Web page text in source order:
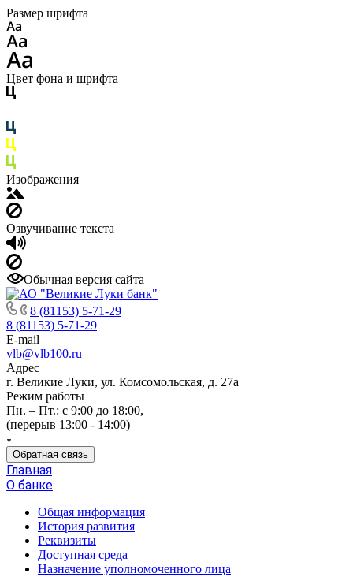
Размер шрифта
Цвет фона и шрифта
Изображения
Озвучивание текста
Обычная версия сайта
8 (81153) 5-71-29
8 (81153) 5-71-29
E-mail
vlb@vlb100.ru
Адрес
г. Великие Луки, ул. Комсомольская, д. 27а
Режим работы
Пн. – Пт.: с 9:00 до 18:00,
(перерыв 13:00 - 14:00)
Обратная связь
Главная
О банке
Общая информация
История развития
Реквизиты
Доступная среда
Назначение уполномоченного лица